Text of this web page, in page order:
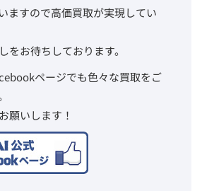
ますので高価買取が実現してい
をお待ちしております。
ページでも色々な買取をご
願いします！